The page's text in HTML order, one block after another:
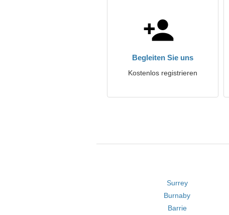
Begleiten Sie uns
Kostenlos registrieren
Surrey
Burnaby
Barrie